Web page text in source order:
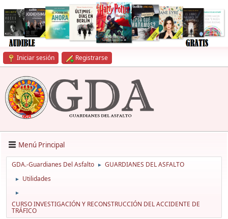
Iniciar sesión Registrarse
Menú Principal
GDA.-Guardianes Del Asfalto ► GUARDIANES DEL ASFALTO
► Utilidades
►
CURSO INVESTIGACIÓN Y RECONSTRUCCIÓN DEL ACCIDENTE DE
TRÁFICO